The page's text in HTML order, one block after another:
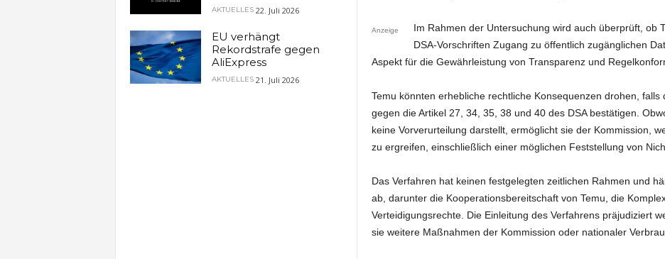
Anzeige
Im Rahmen der Untersuchung wird auch überprüft, ob
DSA-Vorschriften Zugang zu öffentlich zugänglichen
Aspekt für die Gewährleistung von Transparenz und
Temu könnten erhebliche rechtliche Konsequenzen drohen,
gegen die Artikel 27, 34, 35, 38 und 40 des DSA bestätigen.
keine Vorverurteilung darstellt, ermöglicht sie der Kommission,
zu ergreifen, einschließlich einer möglichen Feststellung von
Das Verfahren hat keinen festgelegten zeitlichen Rahmen und
ab, darunter die Kooperationsbereitschaft von Temu, die
Verteidigungsrechte. Die Einleitung des Verfahrens präjudiziert
sie weitere Maßnahmen der Kommission oder nationaler
AKTUELLES 22. Juli 2026
EU verhängt
Rekordstrafe gegen
AliExpress
AKTUELLES 21. Juli 2026